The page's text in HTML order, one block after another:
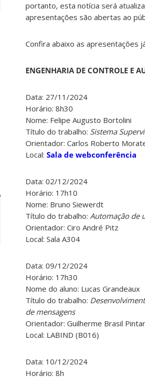
portanto, esta notícia será
apresentações são abertas ao
Confira abaixo as apresentações
ENGENHARIA DE CONTROLE E
Data: 27/11/2024
Horário: 8h30
Nome: Felipe Augusto Bortolini
Título do trabalho: Sistema
Orientador: Carlos Roberto
Local: Sala de webconferência
Data: 02/12/2024
Horário: 17h10
Nome: Bruno Siewerdt
Título do trabalho: Automação de
Orientador: Ciro André Pitz
Local: Sala A304
Data: 09/12/2024
Horário: 17h30
Nome do aluno: Lucas Grandeaux
Título do trabalho:
de mensagens
Orientador: Guilherme Brasil
Local: LABIND (B016)
Data: 10/12/2024
Horário: 8h